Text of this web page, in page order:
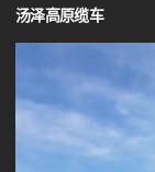
汤泽高原缆车